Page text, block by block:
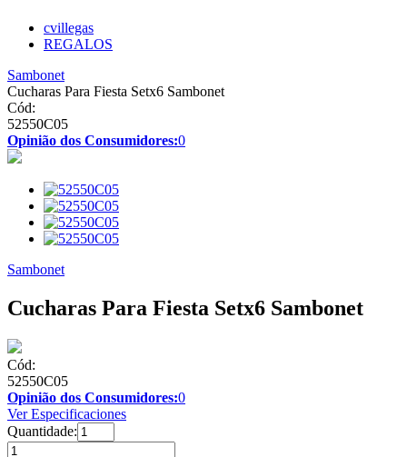
cvillegas
REGALOS
Sambonet
Cucharas Para Fiesta Setx6 Sambonet
Cód:
52550C05
Opinião dos Consumidores:0
Sambonet
Cucharas Para Fiesta Setx6 Sambonet
Cód:
52550C05
Opinião dos Consumidores:0
Ver Especificaciones
Quantidade: